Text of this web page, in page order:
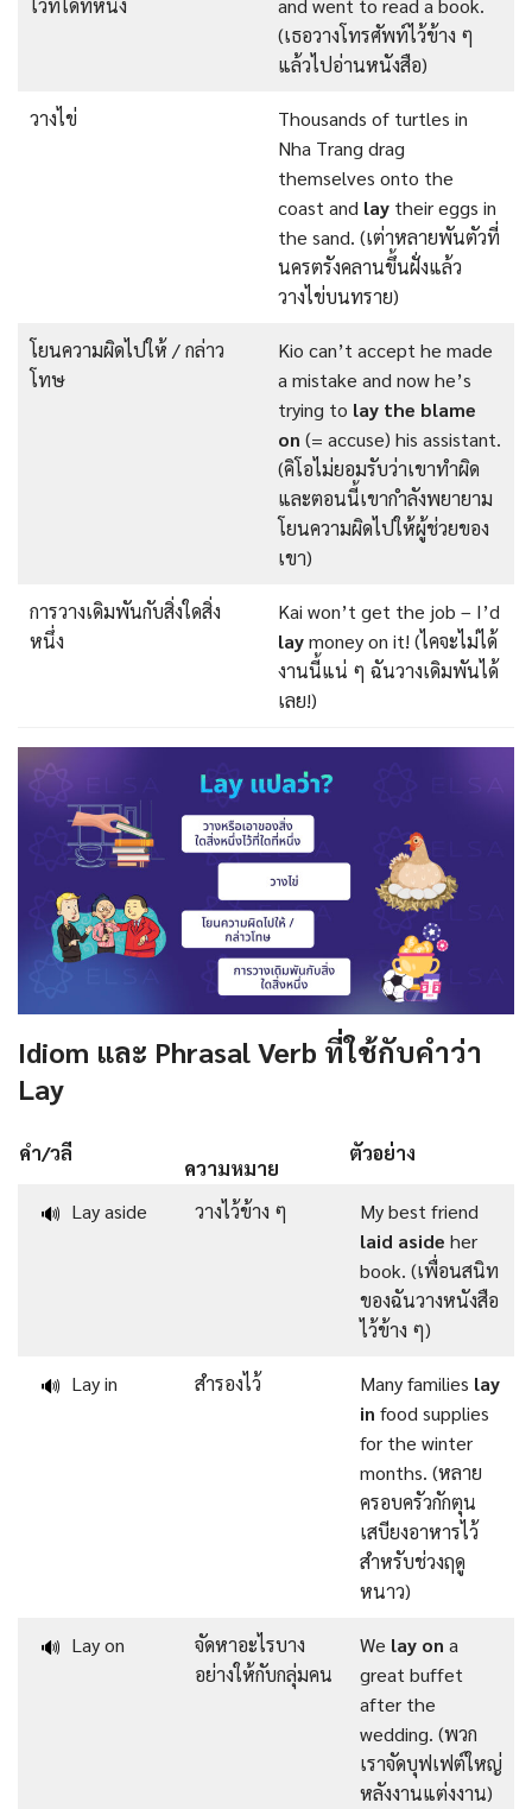
ไว้ที่ใดที่หนึ่ง
and went to read a book.
(เธอวางโทรศัพท์ไว้ข้าง ๆ
แล้วไปอ่านหนังสือ)
วางไข่
Thousands of turtles in
Nha Trang drag
themselves onto the
coast and lay their eggs in
the sand. (เต่าหลายพันตัวที่
นครตรังคลานขึ้นฝั่งแล้ว
วางไข่บนทราย)
โยนความผิดไปให้ / กล่าว
โทษ
Kio can’t accept he made
a mistake and now he’s
trying to lay the blame
on (= accuse) his assistant.
(คิโอไม่ยอมรับว่าเขาทำผิด
และตอนนี้เขากำลังพยายาม
โยนความผิดไปให้ผู้ช่วยของ
เขา)
การวางเดิมพันกับสิ่งใดสิ่ง
หนึ่ง
Kai won’t get the job – I’d
laymoney on it! (ไคจะไม่ได้
งานนี้แน่ ๆ ฉันวางเดิมพันได้
เลย!)
Idiom และ Phrasal Verb ที่ใช้กับคำว่า
Lay
คำ/วลี
ความหมาย
ตัวอย่าง
🔊 Lay aside วางไว้ข้าง ๆ
My best friend
laid aside her
book. (เพื่อนสนิท
ของฉันวางหนังสือ
ไว้ข้าง ๆ)
🔊 Lay in สำรองไว้ Many families lay
in food supplies
for the winter
months. (หลาย
ครอบครัวกักตุน
เสบียงอาหารไว้
สำหรับช่วงฤดู
หนาว)
🔊 Lay on
จัดหาอะไรบาง
อย่างให้กับกลุ่มคน
We lay on a
great buffet
after the
wedding. (พวก
เราจัดบุฟเฟต์ใหญ่
หลังงานแต่งงาน)